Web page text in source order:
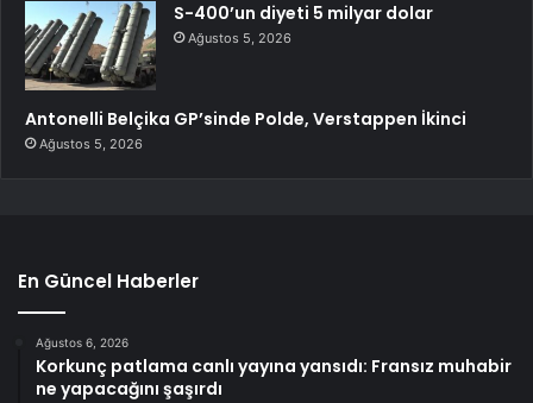
S-400’un diyeti 5 milyar dolar
Ağustos 5, 2026
Antonelli Belçika GP’sinde Polde, Verstappen İkinci
Ağustos 5, 2026
En Güncel Haberler
Ağustos 6, 2026
Korkunç patlama canlı yayına yansıdı: Fransız muhabir
ne yapacağını şaşırdı